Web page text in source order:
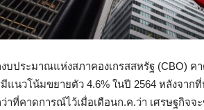
บประมาณแห่งสภาคองเกรสสหรัฐ (CBO) ค
แนวโน้มขยายตัว 4.6% ในปี 2564 หลังจาก
าที่คาดการณ์ไว้เมื่อเดือนก.ค.ว่า เศรษฐกิจจ